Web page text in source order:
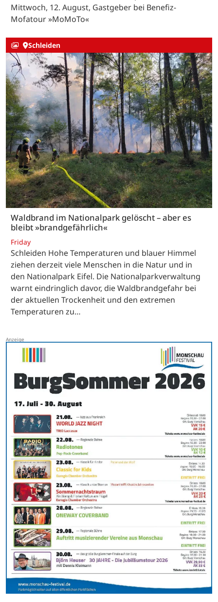
Mittwoch, 12. August, Gastgeber bei Benefiz-
Mofatour »MoMoTo«
Schleiden
Waldbrand im Nationalpark gelöscht – aber es
bleibt »brandgefährlich«
Friday
Schleiden Hohe Temperaturen und blauer Himmel
ziehen derzeit viele Menschen in die Natur und in
den Nationalpark Eifel. Die Nationalparkverwaltung
warnt eindringlich davor, die Waldbrandgefahr bei
der aktuellen Trockenheit und den extremen
Temperaturen zu…